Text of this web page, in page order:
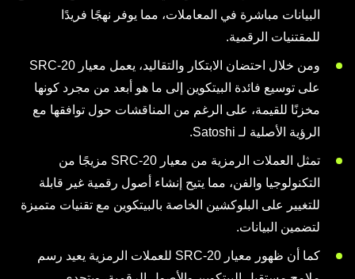
البيانات مباشرة في المعاملات، مما يوفر نهجًا فريدًا
للمقتنيات الرقمية.
ومن خلال احتضان الابتكار والتقاليد، يعمل معيار SRC-20
على توسيع فائدة البيتكوين إلى ما هو أبعد من مجرد كونها
مخزنًا للقيمة، على الرغم من المناقشات حول توافقها مع
الرؤية الأصلية لـ Satoshi.
تمثل العملات الرمزية من معيار SRC-20 مزيجًا من
التكنولوجيا والفن، مما يتيح إنشاء أصول رقمية غير قابلة
للتغيير على البلوكشين الخاصة بالبيتكوين مع تقنيات متميزة
لتضمين البيانات.
كما أن ظهور معيار SRC-20 للعملات الرمزية يعيد رسم